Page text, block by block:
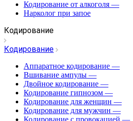
Кодирование от алкоголя —
Нарколог при запое
Кодирование
Кодирование
Аппаратное кодирование —
Вшивание ампулы —
Двойное кодирование —
Кодирование гипнозом —
Кодирование для женщин —
Кодирование для мужчин —
Кодирование с провокацией —